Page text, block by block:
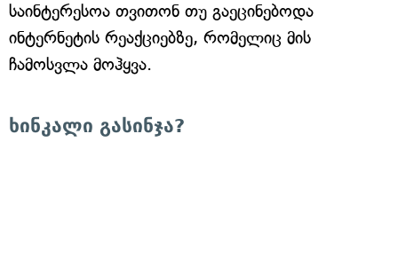
საინტერესოა თვითონ თუ გაეცინებოდა
ინტერნეტის რეაქციებზე, რომელიც მის
ჩამოსვლა მოჰყვა.
ხინკალი გასინჯა?